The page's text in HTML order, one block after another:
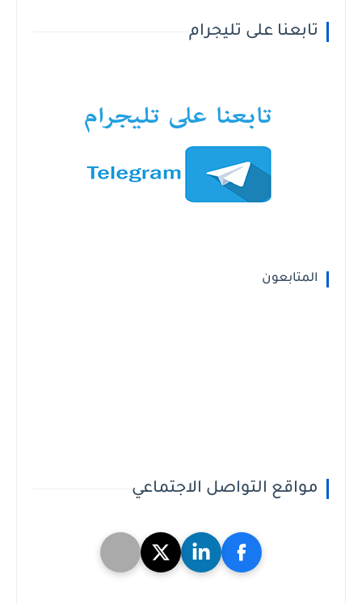
تابعنا على تليجرام
المتابعون
مواقع التواصل الاجتماعي